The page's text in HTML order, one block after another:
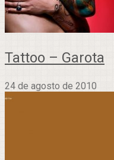
Tattoo – Garota
24 de agosto de 2010